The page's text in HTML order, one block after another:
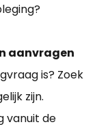
aanvragen
is? Zoek
zijn.
vanuit de